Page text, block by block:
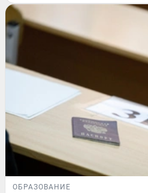
ОБРАЗОВАНИЕ